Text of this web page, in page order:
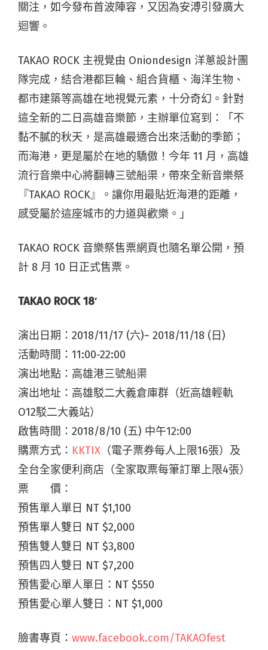
關注，如今發布首波陣容，又因為安溥引發廣大
迴響。
TAKAO ROCK 主視覺由 Oniondesign 洋蔥設計團
隊完成，結合港都巨輪、組合貨櫃、海洋生物、
都市建築等高雄在地視覺元素，十分奇幻。針對
這全新的二日高雄音樂節，主辦單位寫到：「不
黏不膩的秋天，是高雄最適合出來活動的季節；
而海港，更是屬於在地的驕傲！今年 11 月，高雄
流行音樂中心將翻轉三號船渠，帶來全新音樂祭
『TAKAO ROCK』。讓你用最貼近海港的距離，
感受屬於這座城市的力道與歡樂。」
TAKAO ROCK 音樂祭售票網頁也隨名單公開，預
計 8 月 10 日正式售票。
TAKAO ROCK 18′
演出日期：2018/11/17 (六)~ 2018/11/18 (日)
活動時間：11:00-22:00
演出地點：高雄港三號船渠
演出地址：高雄駁二大義倉庫群（近高雄輕軌
O12駁二大義站）
啟售時間：2018/8/10 (五) 中午12:00
購票方式： KKTIX （電子票券每人上限16張）及
全台全家便利商店（全家取票每筆訂單上限4張）
票 價：
預售單人單日 NT $1,100
預售單人雙日 NT $2,000
預售雙人雙日 NT $3,800
預售四人雙日 NT $7,200
預售愛心單人單日：NT $550
預售愛心單人雙日：NT $1,000
臉書專頁： www.facebook.com/TAKAOfest